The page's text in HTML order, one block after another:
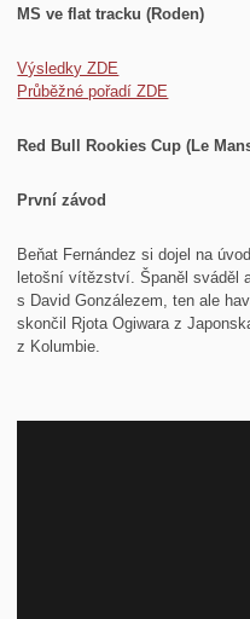
MS ve flat tracku (Roden)
Výsledky ZDE
Průběžné pořadí ZDE
Red Bull Rookies Cup (Le
První závod
Beňat Fernández si dojel na
letošní vítězství. Španěl sváděl
s David Gonzálezem, ten ale
skončil Rjota Ogiwara z
z Kolumbie.